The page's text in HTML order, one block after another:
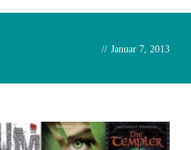
// Januar 7, 2013